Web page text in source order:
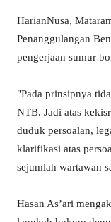
HarianNusa,
Penanggulangan
pengerjaan sumur
"Pada prinsipnya
NTB. Jadi atas
duduk persoalan,
klarifikasi atas
sejumlah wartawan
Hasan As’ari